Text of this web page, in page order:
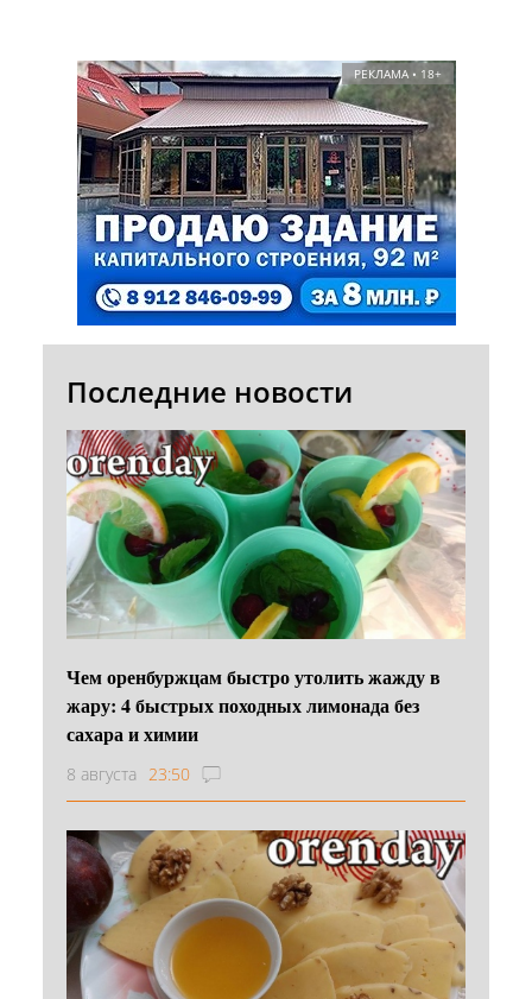
РЕКЛАМА • 18+
Последние новости
Чем оренбуржцам быстро утолить жажду в
жару: 4 быстрых походных лимонада без
сахара и химии
8 августа 23:50